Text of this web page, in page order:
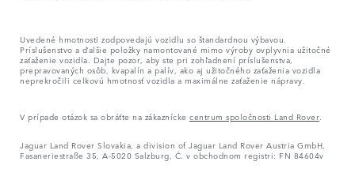
Uvedené hmotnosti zodpovedajú vozidlu so štandardnou výbavou.
Príslušenstvo a ďalšie položky namontované mimo výroby ovplyvnia užitočné
zaťaženie vozidla. Dajte pozor, aby ste pri zohľadnení príslušenstva,
prepravovaných osôb, kvapalín a palív, ako aj užitočného zaťaženia vozidla
neprekročili celkovú hmotnosť vozidla a maximálne zaťaženie nápravy.
V prípade otázok sa obráťte na zákaznícke centrum spoločnosti Land Rover.
Jaguar Land Rover Slovakia, a division of Jaguar Land Rover Austria GmbH,
Fasaneriestraße 35, A-5020 Salzburg, Č. v obchodnom registri: FN 84604v